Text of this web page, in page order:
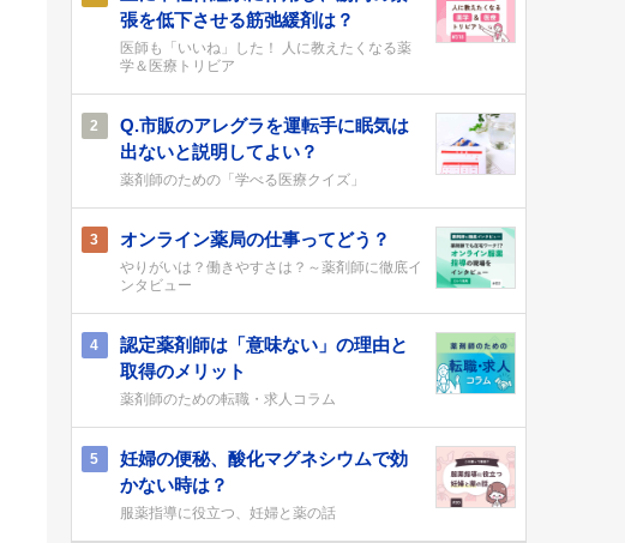
張を低下させる筋弛緩剤は？
医師も「いいね」した！ 人に教えたくなる薬
学＆医療トリビア
2
Q.市販のアレグラを運転手に眠気は
出ないと説明してよい？
薬剤師のための「学べる医療クイズ」
3 オンライン薬局の仕事ってどう？
やりがいは？働きやすさは？～薬剤師に徹底イ
ンタビュー
4
認定薬剤師は「意味ない」の理由と
取得のメリット
薬剤師のための転職・求人コラム
5
妊婦の便秘、酸化マグネシウムで効
かない時は？
服薬指導に役立つ、妊婦と薬の話